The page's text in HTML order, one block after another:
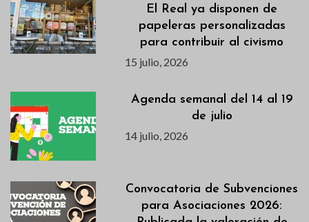
El Real ya disponen de
papeleras personalizadas
para contribuir al civismo
15 julio, 2026
Agenda semanal del 14 al 19
de julio
14 julio, 2026
Convocatoria de Subvenciones
para Asociaciones 2026: